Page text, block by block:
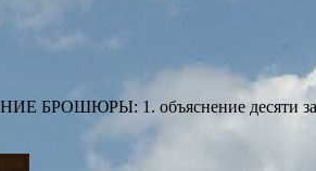
БРОШЮРЫ: 1. объяснение десяти